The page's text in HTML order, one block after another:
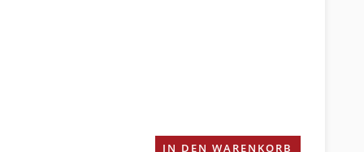
IN DEN WARENKORB